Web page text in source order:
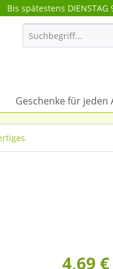
Bis spätestens
Geschenke für jeden
4,69 €